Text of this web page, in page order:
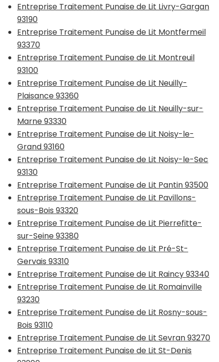
Entreprise Traitement Punaise de Lit Livry-Gargan
93190
Entreprise Traitement Punaise de Lit Montfermeil
93370
Entreprise Traitement Punaise de Lit Montreuil
93100
Entreprise Traitement Punaise de Lit Neuilly-
Plaisance 93360
Entreprise Traitement Punaise de Lit Neuilly-sur-
Marne 93330
Entreprise Traitement Punaise de Lit Noisy-le-
Grand 93160
Entreprise Traitement Punaise de Lit Noisy-le-Sec
93130
Entreprise Traitement Punaise de Lit Pantin 93500
Entreprise Traitement Punaise de Lit Pavillons-
sous-Bois 93320
Entreprise Traitement Punaise de Lit Pierrefitte-
sur-Seine 93380
Entreprise Traitement Punaise de Lit Pré-St-
Gervais 93310
Entreprise Traitement Punaise de Lit Raincy 93340
Entreprise Traitement Punaise de Lit Romainville
93230
Entreprise Traitement Punaise de Lit Rosny-sous-
Bois 93110
Entreprise Traitement Punaise de Lit Sevran 93270
Entreprise Traitement Punaise de Lit St-Denis